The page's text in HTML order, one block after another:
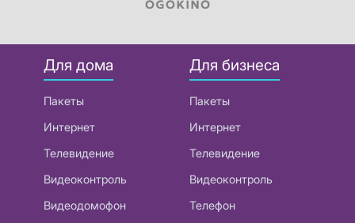
Для дома
Пакеты
Интернет
Телевидение
Видеоконтроль
Видеодомофон
Для бизнеса
Пакеты
Интернет
Телевидение
Видеоконтроль
Телефон